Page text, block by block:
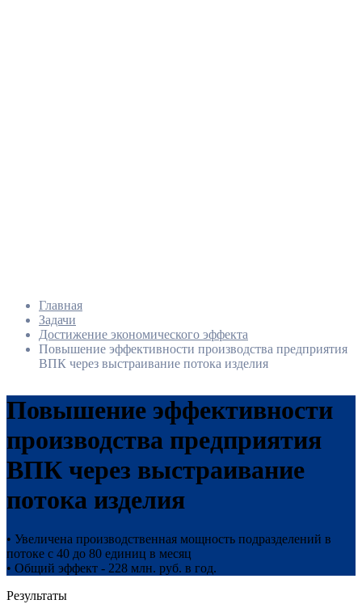
Главная
Задачи
Достижение экономического эффекта
Повышение эффективности производства предприятия
ВПК через выстраивание потока изделия
Повышение эффективности
производства предприятия
ВПК через выстраивание
потока изделия
• Увеличена производственная мощность подразделений в
потоке с 40 до 80 единиц в месяц
• Общий эффект - 228 млн. руб. в год.
Результаты